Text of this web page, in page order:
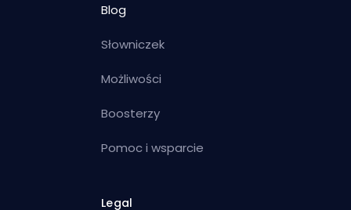
Blog
Słowniczek
Możliwości
Boosterzy
Pomoc i wsparcie
Legal